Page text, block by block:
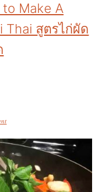
to Make A
Thai สูตรไก่ผัด